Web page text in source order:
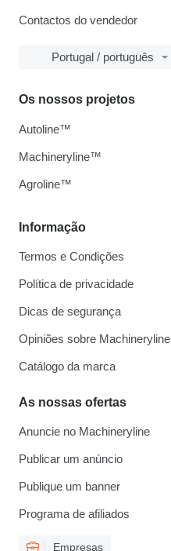
Contactos do vendedor
Portugal / português
Informação
Termos e Condições
Política de privacidade
Dicas de segurança
Opiniões sobre Machineryline
Catálogo da marca
As nossas ofertas
Anuncie no Machineryline
Publicar um anúncio
Publique um banner
Programa de afiliados
Empresas
Os nossos projetos
Autoline™
Machineryline™
Agroline™